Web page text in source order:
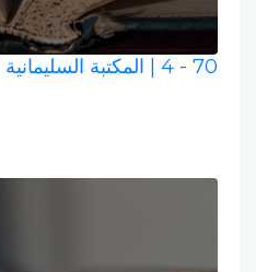
70 - 4 | المكتبة السليمانية